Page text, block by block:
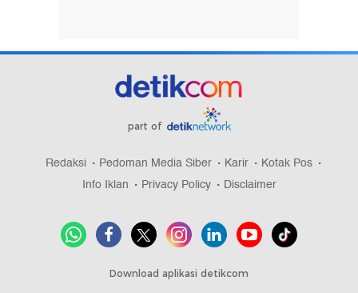
part of
Redaksi Pedoman Media Siber Karir
Kotak Pos
Info Iklan
Privacy Policy Disclaimer
Download aplikasi detikcom